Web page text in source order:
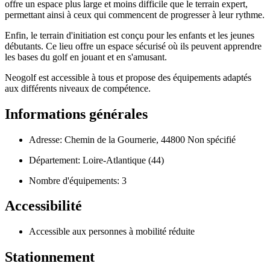
offre un espace plus large et moins difficile que le terrain expert,
permettant ainsi à ceux qui commencent de progresser à leur rythme.
Enfin, le terrain d'initiation est conçu pour les enfants et les jeunes
débutants. Ce lieu offre un espace sécurisé où ils peuvent apprendre
les bases du golf en jouant et en s'amusant.
Neogolf est accessible à tous et propose des équipements adaptés
aux différents niveaux de compétence.
Informations générales
Adresse: Chemin de la Gournerie, 44800 Non spécifié
Département: Loire-Atlantique (44)
Nombre d'équipements: 3
Accessibilité
Accessible aux personnes à mobilité réduite
Stationnement